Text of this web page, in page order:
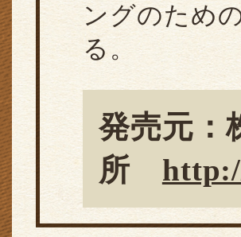
ングのため
る。
発売元：
所